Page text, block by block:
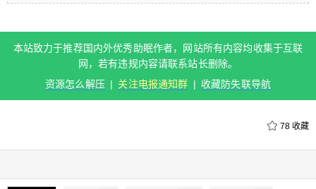
本站致力于推荐国内外优秀助眠作者，网站所有内容均收集于互联
网，若有违规内容请联系站长删除。
资源怎么解压 | 关注电报通知群 | 收藏防失联导航
78 收藏
2 元 5 元 10 元
付费内容